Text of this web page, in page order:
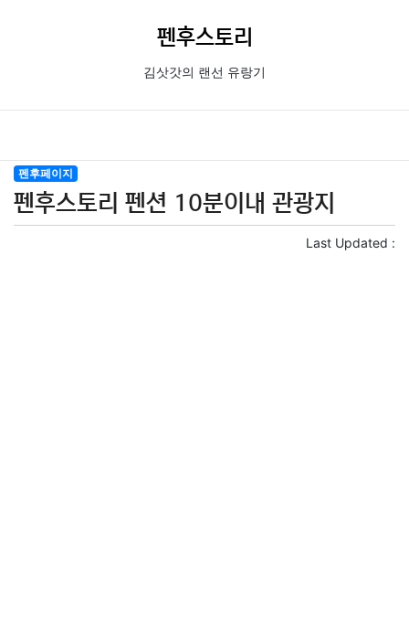
펜후스토리
김삿갓의 랜선 유랑기
펜후페이지
펜후스토리 펜션 10분이내 관광지
Last Updated :